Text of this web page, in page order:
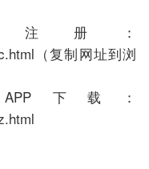
册：
（复制网址到浏
下载：